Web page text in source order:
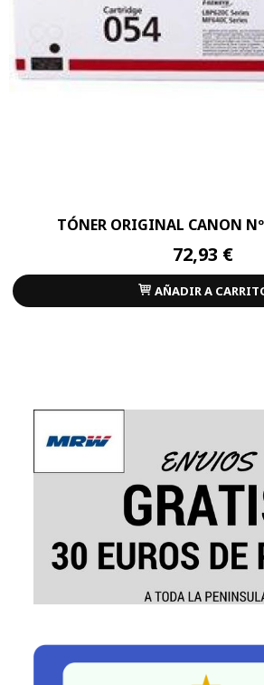
TÓNER ORIGINAL CANON
72,93 €
AÑADIR A